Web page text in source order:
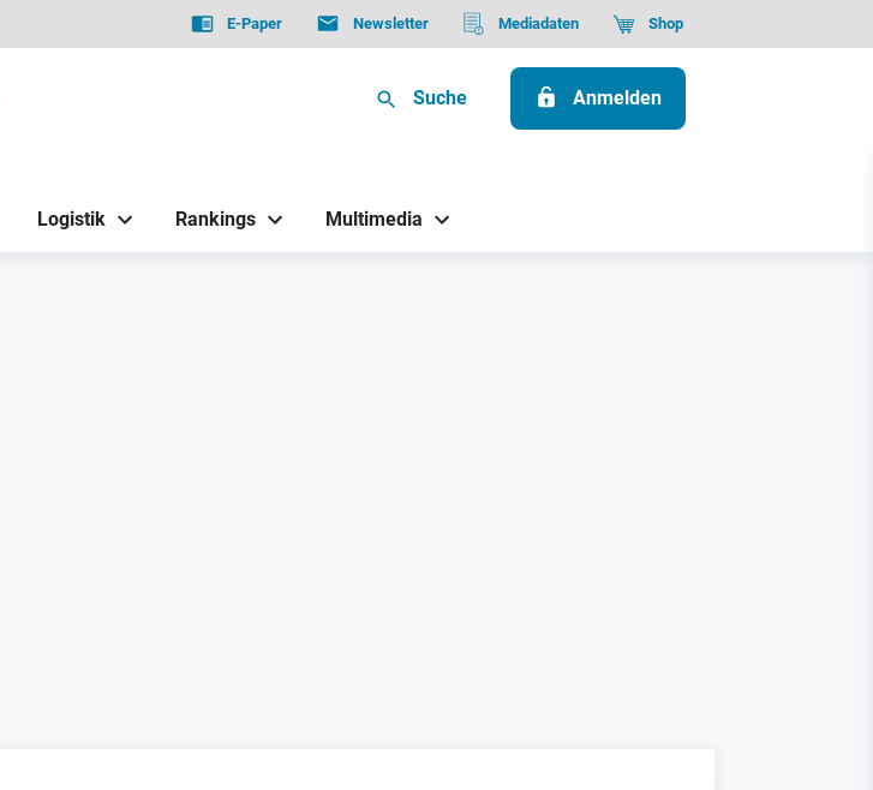
E-Paper Newsletter Mediadaten Shop
Suche Anmelden
Logistik Rankings Multimedia